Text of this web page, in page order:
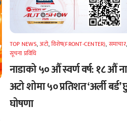
TOP NEWS,अटाे,विशेष(FRONT-CENTER), समाचार,
सूचना प्रविधि
नाडाको ५० औँ स्वर्ण वर्ष: १८ औँ
अटो शोमा ५० प्रतिशत ‘अर्ली
घोषणा